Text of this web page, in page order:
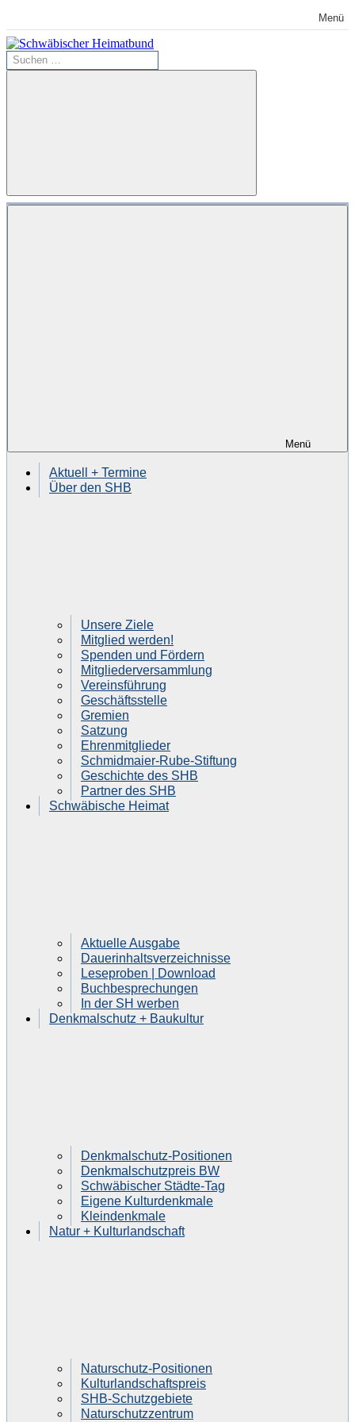
Inhalt
springen
Menü
Schwäbischer
Suchen
nach:
Suchen
Menü
Aktuell + Termine
Über den SHB
Unsere Ziele
Mitglied werden!
Spenden und Fördern
Mitgliederversammlung
Vereinsführung
Geschäftsstelle
Gremien
Satzung
Ehrenmitglieder
Schmidmaier-Rube-Stiftung
Geschichte des SHB
Partner des SHB
Schwäbische Heimat
Aktuelle Ausgabe
Dauerinhaltsverzeichnisse
Leseproben | Download
Buchbesprechungen
In der SH werben
Denkmalschutz + Baukultur
Denkmalschutz-Positionen
Denkmalschutzpreis BW
Schwäbischer Städte-Tag
Eigene Kulturdenkmale
Kleindenkmale
Natur + Kulturlandschaft
Naturschutz-Positionen
Kulturlandschaftspreis
SHB-Schutzgebiete
Naturschutzzentrum